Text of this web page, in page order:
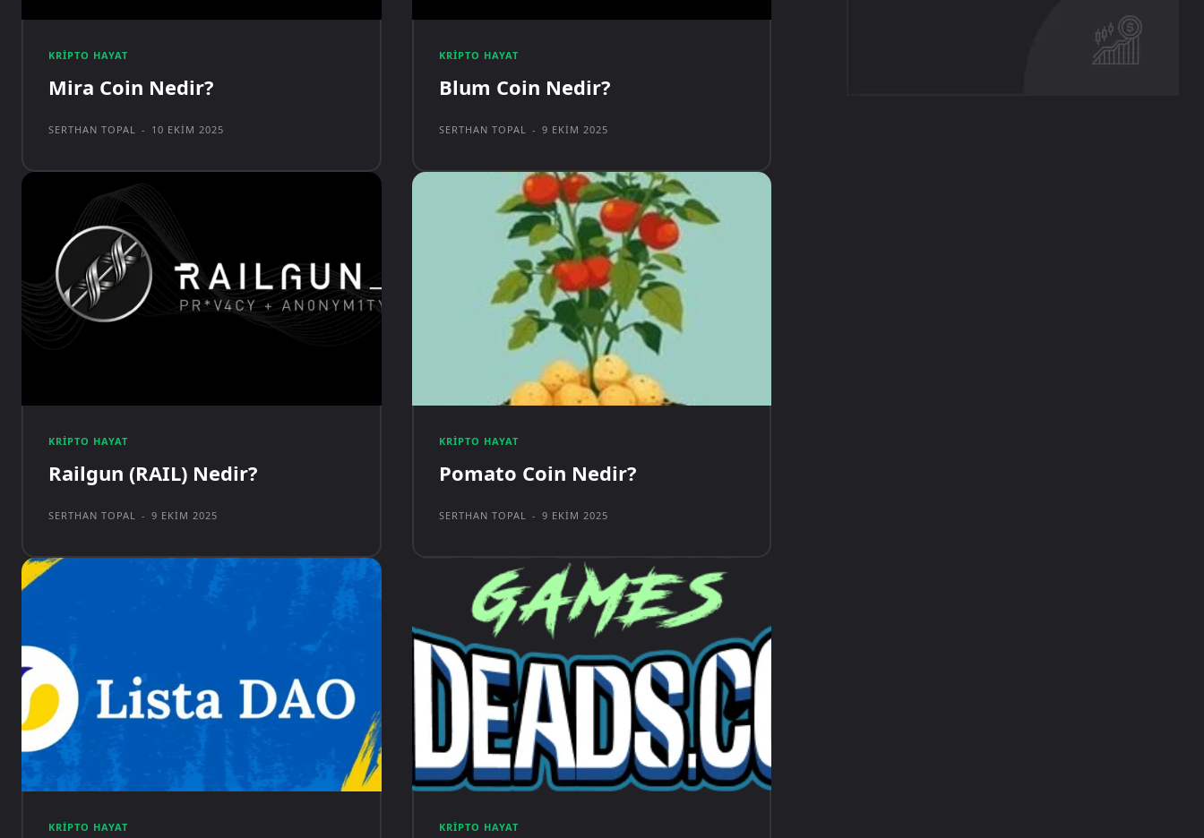
KRIPTO HAYAT
Mira Coin Nedir?
SERTHAN TOPAL - 10 EKIM 2025
KRIPTO HAYAT
Blum Coin Nedir?
SERTHAN TOPAL - 9 EKIM 2025
KRIPTO HAYAT
Railgun (RAIL) Nedir?
SERTHAN TOPAL - 9 EKIM 2025
KRIPTO HAYAT
Pomato Coin Nedir?
SERTHAN TOPAL - 9 EKIM 2025
KRIPTO HAYAT KRIPTO HAYAT